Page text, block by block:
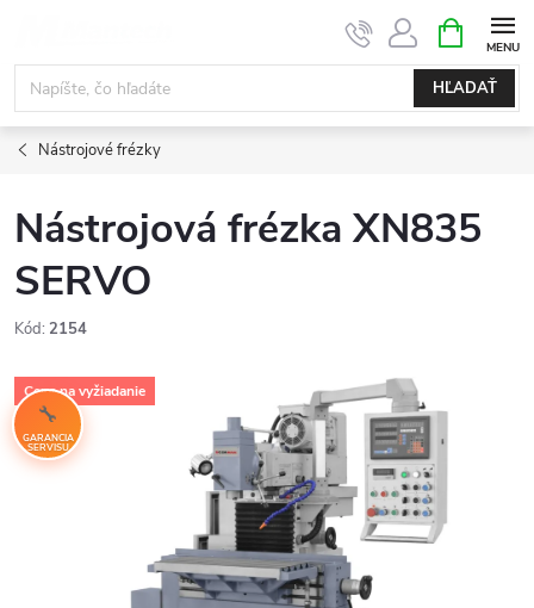
obsah
HĽADAŤ
KOŠÍK
Nástrojové frézky
Nástrojová frézka XN835
SERVO
Kód: 2154
Cena na vyžiadanie
GARANCIA
SERVISU